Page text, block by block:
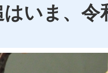
いま、令